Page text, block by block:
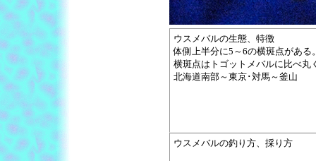
ウスメバルの生態、特徴
体側上半分に5～6の横斑点がある
横斑点はトゴットメバルに比べ丸
北海道南部～東京･対馬～釜山
ウスメバルの釣り方、採り方